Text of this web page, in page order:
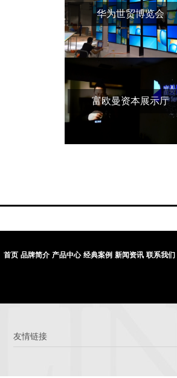
华为世贸博览会
富欧曼资本展示厅
首页 品牌简介 产品中心 经典案例 新闻资讯 联系我们
友情链接